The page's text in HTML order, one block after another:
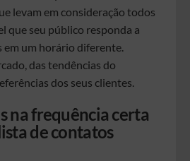
levam em consideração todos
que seu público responda a
em um horário diferente.
das tendências do
dos seus clientes.
na frequência certa
de contatos